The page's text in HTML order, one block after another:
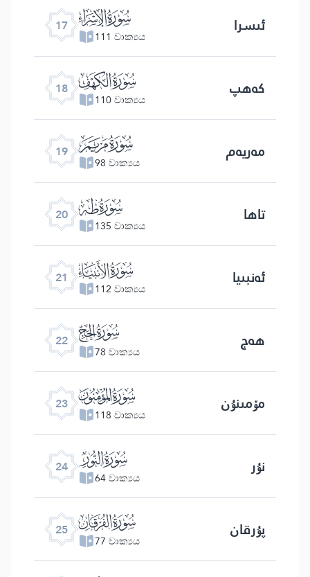
17 ﮝ
111 වාක්‍යය ئىسرا
18 ﮞ
110 වාක්‍යය كەھپ
19 ﮟ
98 වාක්‍යය مەريەم
20 ﮠ
135 වාක්‍යය تاھا
21 ﮡ
112 වාක්‍යය ئەنبىيا
22 ﮢ
78 වාක්‍යය ھەج
23 ﮣ
118 වාක්‍යය مۆمىنۇن
24 ﮤ
64 වාක්‍යය نۇر
25 ﮥ
77 වාක්‍යය پۇرقان